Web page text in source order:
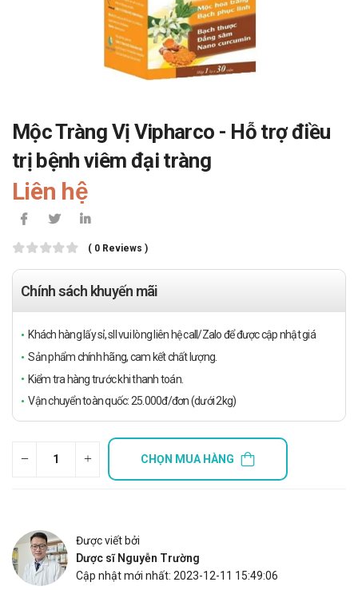
Mộc Tràng Vị Vipharco - Hỗ trợ điều
trị bệnh viêm đại tràng
Liên hệ
( 0 Reviews )
Chính sách khuyến mãi
Khách hàng lấy sỉ, sll vui lòng liên hệ call/Zalo để được cập nhật giá
Sản phẩm chính hãng, cam kết chất lượng.
Kiểm tra hàng trước khi thanh toán.
Vận chuyển toàn quốc: 25.000đ/đơn (dưới 2kg)
CHỌN MUA HÀNG
Được viết bởi
Dược sĩ Nguyễn Trường
Cập nhật mới nhất: 2023-12-11 15:49:06